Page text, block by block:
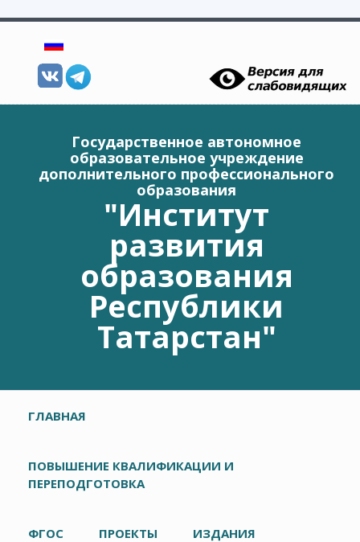
Государственное автономное
образовательное учреждение
дополнительного профессионального
образования
"Институт
развития
образования
Республики
Татарстан"
Главное меню
ГЛАВНАЯ
ПОВЫШЕНИЕ КВАЛИФИКАЦИИ И
ПЕРЕПОДГОТОВКА
ФГОС ПРОЕКТЫ ИЗДАНИЯ